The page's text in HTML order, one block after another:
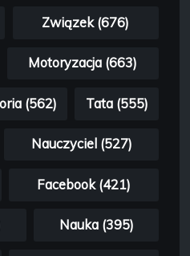
Związek (676)
Motoryzacja (663)
(562) Tata (555)
Nauczyciel (527)
Facebook (421)
Nauka (395)